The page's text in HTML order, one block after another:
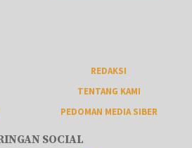
REDAKSI
TENTANG KAMI
PEDOMAN MEDIA SIBER
SOCIAL